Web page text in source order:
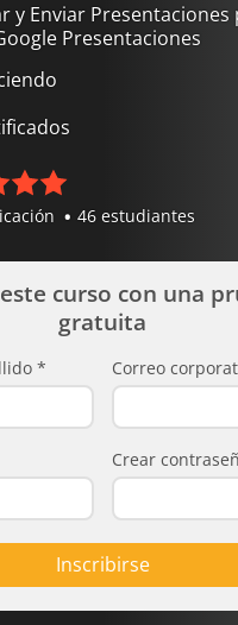
y Enviar
Presentaciones
46 estudiantes
curso con una
gratuita
* Correo
Crear
Inscribirse